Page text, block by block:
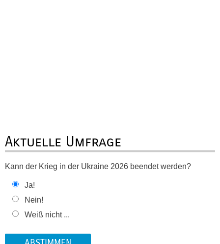
Aktuelle Umfrage
Kann der Krieg in der Ukraine 2026 beendet werden?
Ja!
Nein!
Weiß nicht ...